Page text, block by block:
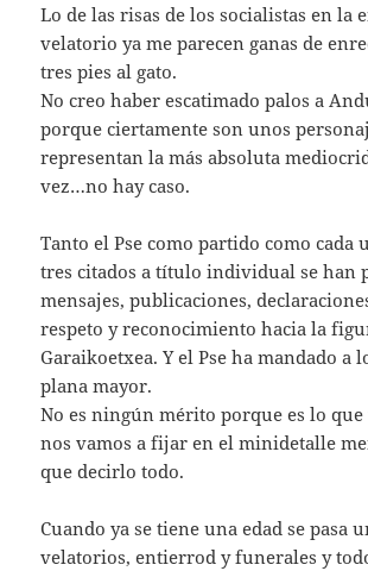
Lo de las risas de los socialistas en la
velatorio ya me parecen ganas de
tres pies al gato.
No creo haber escatimado palos a
porque ciertamente son unos
representan la más absoluta
vez…no hay caso.
Tanto el Pse como partido como cada
tres citados a título individual se han
mensajes, publicaciones,
respeto y reconocimiento hacia la
Garaikoetxea. Y el Pse ha mandado a
plana mayor.
No es ningún mérito porque es lo que
nos vamos a fijar en el minidetalle
que decirlo todo.
Cuando ya se tiene una edad se pasa
velatorios, entierrod y funerales y